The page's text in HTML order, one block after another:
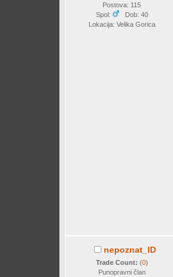
Postova: 115
Spol:
Dob: 40
Lokacija: Velika Gorica
nepoznat_ID
Trade Count: (0)
Punopravni član